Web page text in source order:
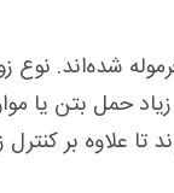
شده‌اند.
حمل بتن یا
تا علاوه بر